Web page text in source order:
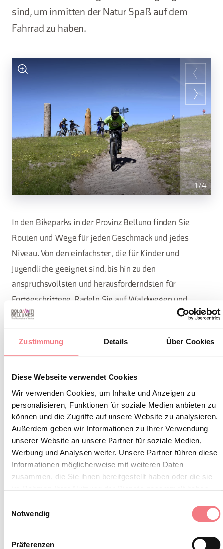
Zustimmung Details Über Cookies
Diese Webseite verwendet Cookies
Wir verwenden Cookies, um Inhalte und Anzeigen zu
personalisieren, Funktionen für soziale Medien anbieten zu
können und die Zugriffe auf unsere Website zu analysieren.
Außerdem geben wir Informationen zu Ihrer Verwendung
unserer Website an unsere Partner für soziale Medien,
Werbung und Analysen weiter. Unsere Partner führen diese
Informationen möglicherweise mit weiteren Daten
zusammen, die Sie ihnen bereitgestellt haben oder die sie
Notwendig
Präferenzen
sind, um inmitten der Natur Spaß auf dem
Fahrrad zu haben.
1/4
In den Bikeparks in der Provinz Belluno finden Sie
Routen und Wege für jeden Geschmack und jedes
Niveau. Von den einfachsten, die für Kinder und
Jugendliche geeignet sind, bis hin zu den
anspruchsvollsten und herausforderndsten für
Fortgeschrittene. Radeln Sie auf Waldwegen und
erreichen Sie Aussichtspunkte, oder nehmen Sie die
Skilifte, um eine abenteuerliche Abfahrt inmitten
bezaubernder Landschaften zu genießen.
Pellegrino Bike Trail, den Cortina Bike Park, die
Dolomiti Trail Experience in Comelico, den Bike Park
Nevegal und die Bike Parks in Arabba, Auronzo und
dem Ski Area Civetta. Spaß und Adrenalin pur!